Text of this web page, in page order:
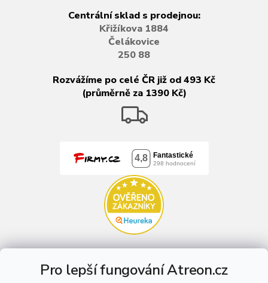
Pro lepší fungování Atreon.cz
Centrální sklad s prodejnou:
Křižíkova 1884
Čelákovice
250 88
Rozvážíme po celé ČR již od 493 Kč
(průměrně za 1390 Kč)